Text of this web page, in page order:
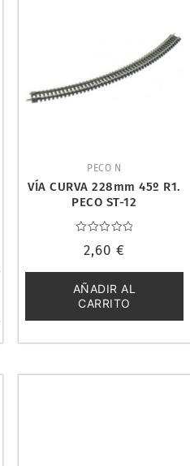
PECO N
VÍA CURVA 228mm 45º R1.
PECO ST-12
con
de
5
2,60 €
AÑADIR AL
CARRITO